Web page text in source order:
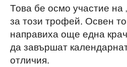
Това бе осмо участие на
за този трофей. Освен
направиха още една
да завършат
отличия.